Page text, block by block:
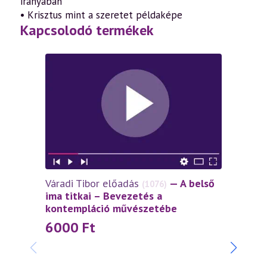
• Krisztus mint a szeretet példaképe
Kapcsolodó termékek
Váradi Tibor előadás (1076) — A belső
ima titkai – Bevezetés a
kontempláció művészetébe
6000 Ft